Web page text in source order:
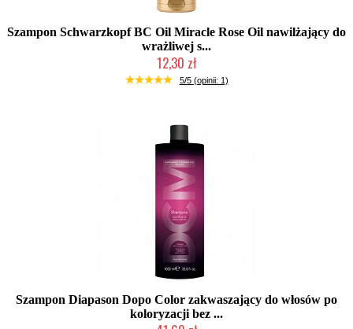
Szampon Schwarzkopf BC Oil Miracle Rose Oil nawilżający do
wrażliwej s...
12,30 zł
Produkt wycofany
5/5 (opinii: 1)
Szampon Diapason Dopo Color zakwaszający do włosów po
koloryzacji bez ...